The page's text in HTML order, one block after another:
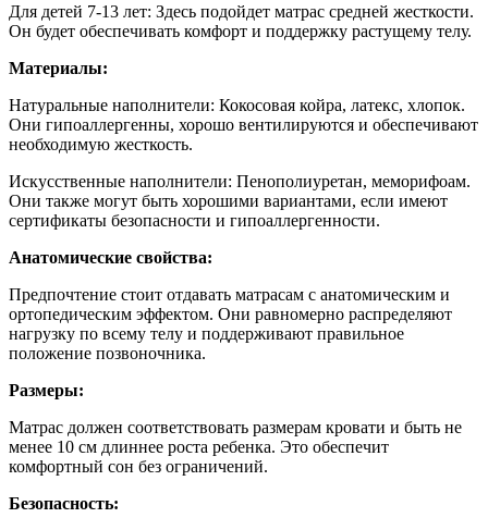
Для детей 7-13 лет: Здесь подойдет матрас средней жесткости.
Он будет обеспечивать комфорт и поддержку растущему телу.
Материалы:
Натуральные наполнители: Кокосовая койра, латекс, хлопок.
Они гипоаллергенны, хорошо вентилируются и обеспечивают
необходимую жесткость.
Искусственные наполнители: Пенополиуретан, меморифоам.
Они также могут быть хорошими вариантами, если имеют
сертификаты безопасности и гипоаллергенности.
Анатомические свойства:
Предпочтение стоит отдавать матрасам с анатомическим и
ортопедическим эффектом. Они равномерно распределяют
нагрузку по всему телу и поддерживают правильное
положение позвоночника.
Размеры:
Матрас должен соответствовать размерам кровати и быть не
менее 10 см длиннее роста ребенка. Это обеспечит
комфортный сон без ограничений.
Безопасность: